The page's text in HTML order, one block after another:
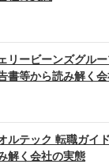
リービーンズグル
書等から読み解く
ルテック 転職ガイ
解く会社の実態